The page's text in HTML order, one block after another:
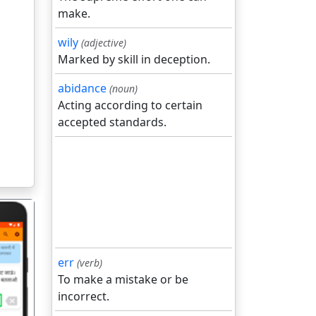
make.
wily (adjective)
Marked by skill in deception.
abidance (noun)
Acting according to certain
accepted standards.
err (verb)
To make a mistake or be
incorrect.